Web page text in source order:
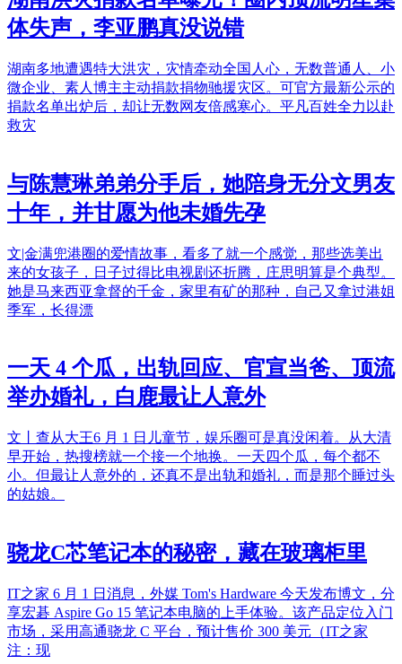
体失声，李亚鹏真没说错
湖南多地遭遇特大洪灾，灾情牵动全国人心，无数普通人、小
微企业、素人博主主动捐款捐物驰援灾区。可官方最新公示的
捐款名单出炉后，却让无数网友倍感寒心。平凡百姓全力以赴
救灾
与陈慧琳弟弟分手后，她陪身无分文男友
十年，并甘愿为他未婚先孕
文|金满兜港圈的爱情故事，看多了就一个感觉，那些选美出
来的女孩子，日子过得比电视剧还折腾，庄思明算是个典型。
她是马来西亚拿督的千金，家里有矿的那种，自己又拿过港姐
季军，长得漂
一天 4 个瓜，出轨回应、官宣当爸、顶流
举办婚礼，白鹿最让人意外
文丨查从大王6 月 1 日儿童节，娱乐圈可是真没闲着。从大清
早开始，热搜榜就一个接一个地换。一天四个瓜，每个都不
小。但最让人意外的，还真不是出轨和婚礼，而是那个睡过头
的姑娘。
骁龙C芯笔记本的秘密，藏在玻璃柜里
IT之家 6 月 1 日消息，外媒 Tom's Hardware 今天发布博文，分
享宏碁 Aspire Go 15 笔记本电脑的上手体验。该产品定位入门
市场，采用高通骁龙 C 平台，预计售价 300 美元（IT之家
注：现